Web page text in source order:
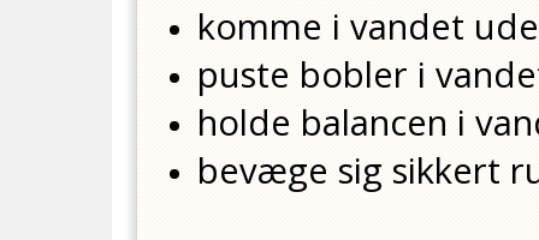
komme i vandet
puste bobler i
holde balancen i
bevæge sig sikkert